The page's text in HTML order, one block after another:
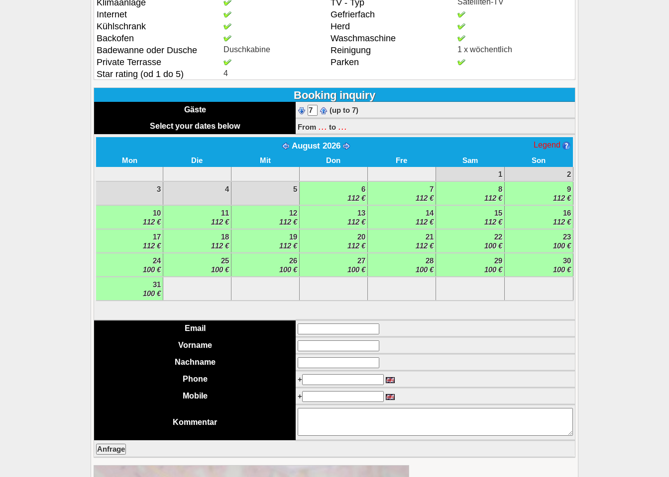
Klimaanlage TV - Typ Satelliten-TV
Internet
Gefrierfach
Kühlschrank
Herd
Backofen
Waschmaschine
Badewanne oder Dusche
Duschkabine Reinigung 1 x wöchentlich
Private Terrasse
Parken
Star rating (od 1 do 5)
4
Booking inquiry
Gäste
(up to 7)
Select your dates below
From ... to ...
Legend
August 2026
Mon Die Mit Don Fre Sam
Son
1
2
3
4 5
6
112 €
7
112 €
8
112 €
9
112 €
10
112 €
11
112 €
12
112 €
13
112 €
14
112 €
15
112 €
16
112 €
17
112 €
18
112 €
19
112 €
20
112 €
21
112 €
22
100 €
23
100 €
24
100 €
25
100 €
26
100 €
27
100 €
28
100 €
29
100 €
30
100 €
31
100 €
Email
Vorname
Nachname
Phone
+
Mobile
+
Kommentar